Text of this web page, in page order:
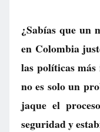
¿Sabías que un
en Colombia
las políticas
no es solo un
jaque el
seguridad y